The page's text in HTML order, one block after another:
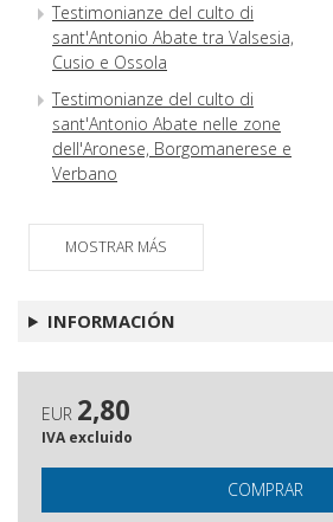
Testimonianze del culto di
sant'Antonio Abate tra Valsesia,
Cusio e Ossola
Testimonianze del culto di
sant'Antonio Abate nelle zone
dell'Aronese, Borgomanerese e
Verbano
Antonio nell'Ospedale Maggiore di
Sant'Antonio Abate e gli animali : il
La benedizione degli animali :
tradizione e rinnovamento
MOSTRAR MÁS
INFORMACIÓN
EUR 2,80
IVA excluido
COMPRAR